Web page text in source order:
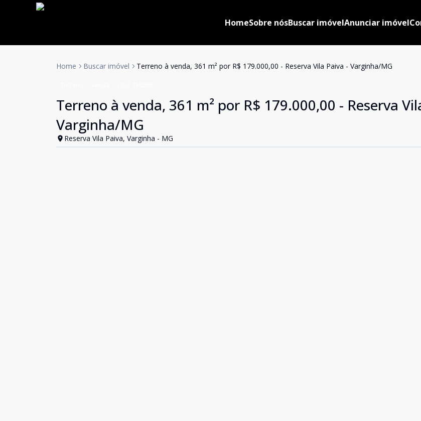
HomeSobre nósBuscar imóvelAnunciar imóvel
Home Buscar imóvel Terreno à venda, 361 m² por R$ 179.000,00 - Reserva Vila Paiva - Varginha/MG
Terreno à venda, 361 m² por R$ 179.000,00 - Reserva
Varginha/MG
Reserva Vila Paiva, Varginha - MG